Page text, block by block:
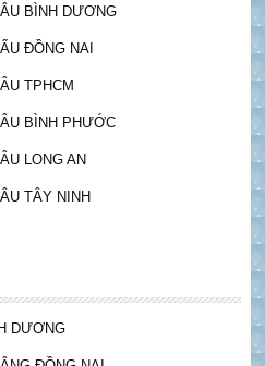
BÌNH DƯƠNG
ĐỒNG NAI
TPHCM
BÌNH PHƯỚC
LONG AN
TÂY NINH
DƯƠNG